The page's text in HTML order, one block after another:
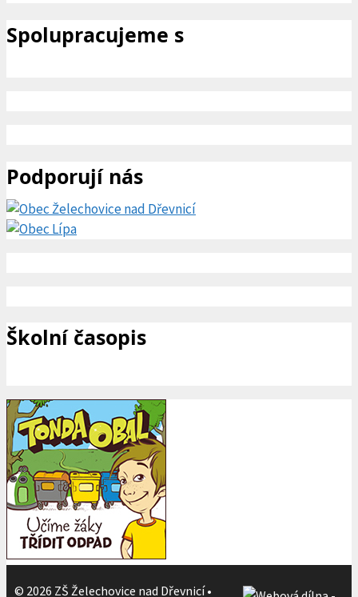
Spolupracujeme s
Podporují nás
Školní časopis
© 2026 ZŠ Želechovice nad Dřevnicí•